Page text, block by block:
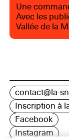
Une
Avec les
Vallée de la
contact@la-
Inscription à
Facebook
Instagram